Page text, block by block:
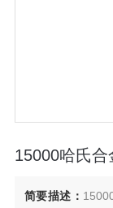
15000哈氏合
简要描述：